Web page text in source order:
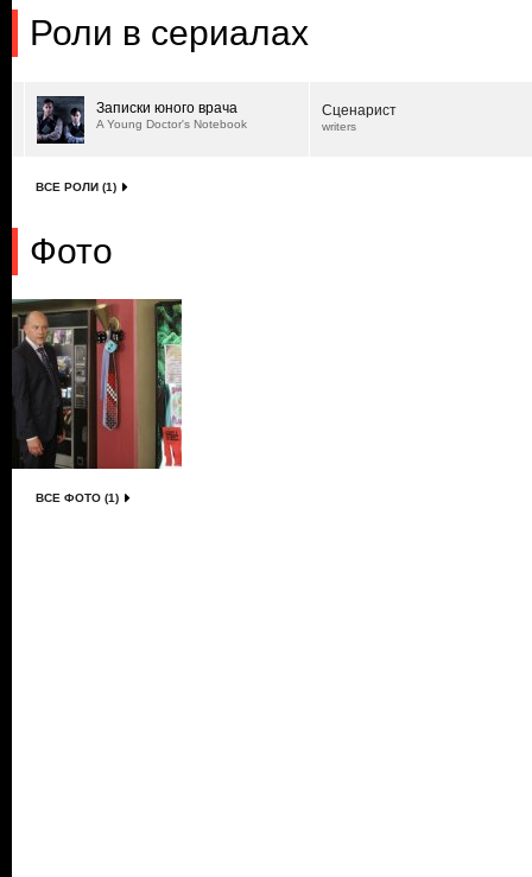
Роли в сериалах
Записки юного врача
A Young Doctor's Notebook
Сценарист
writers
ВСЕ РОЛИ (1)
Фото
ВСЕ ФОТО (1)